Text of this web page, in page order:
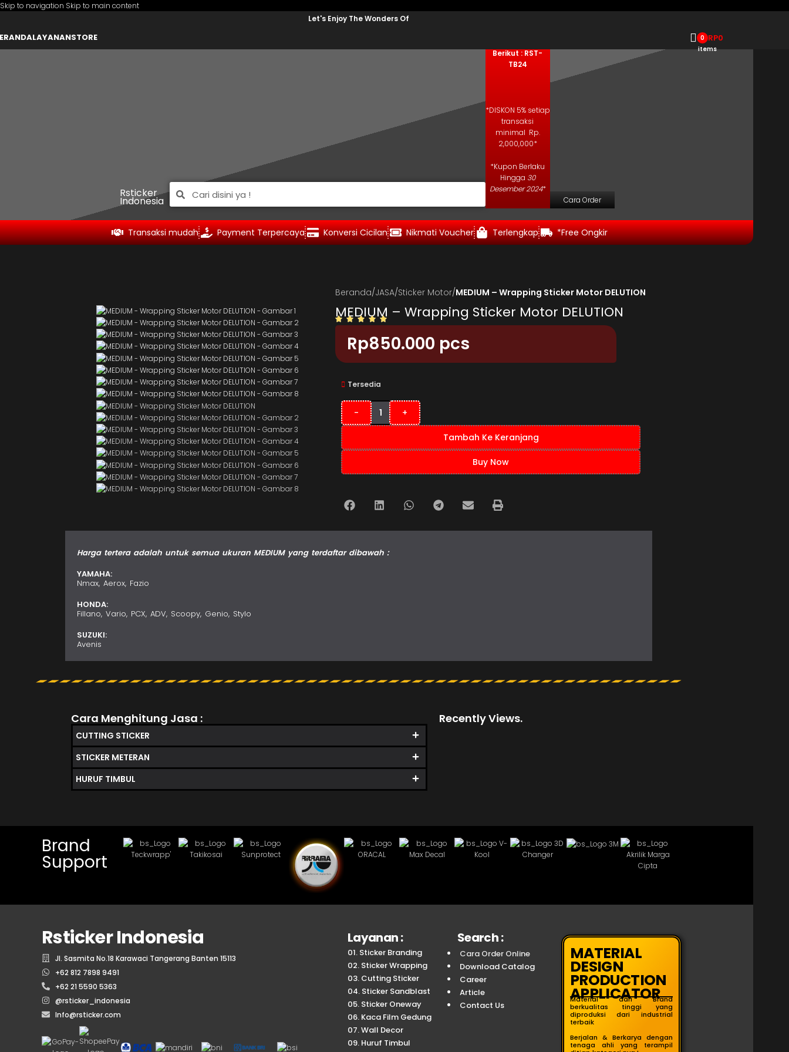
Skip to navigation Skip to main content
Let's Enjoy The Wonders Of
LAYANANSTORE
0
items
RP0
Rsticker
Indonesia
Berikut : RST-
TB24
*DISKON 5% setiap
transaksi
minimal Rp.
2,000,000*
*Kupon Berlaku
Hingga 30
Desember 2024*
Cara Order
Transaksi mudah Payment Terpercaya Konversi Cicilan Nikmati Voucher Terlengkap *Free Ongkir
Beranda/JASA/Sticker Motor/MEDIUM – Wrapping Sticker Motor DELUTION
MEDIUM – Wrapping Sticker Motor DELUTION
Rp850.000 pcs
Tersedia
- +
Tambah Ke Keranjang
Buy Now
Harga tertera adalah untuk semua ukuran MEDIUM yang terdaftar dibawah :
YAMAHA:
Nmax, Aerox, Fazio
HONDA:
Fillano, Vario, PCX, ADV, Scoopy, Genio, Stylo
SUZUKI:
Avenis
Cara Menghitung Jasa :
CUTTING STICKER
STICKER METERAN
HURUF TIMBUL
Recently Views.
Brand
Support
Rsticker Indonesia
Jl. Sasmita No.18 Karawaci Tangerang Banten 15113
+62 812 7898 9491
+62 21 5590 5363
@rsticker_indonesia
Info@rsticker.com
Layanan :
01. Sticker Branding
02. Sticker Wrapping
03. Cutting Sticker
04. Sticker Sandblast
05. Sticker Oneway
06. Kaca Film Gedung
07. Wall Decor
09. Huruf Timbul
Search :
Cara Order Online
Download Catalog
Career
Article
Contact Us
MATERIAL
DESIGN
PRODUCTION
APPLICATOR
Material dari Brand
berkualitas tinggi yang
diproduksi dari industrial
terbaik
Berjalan & Berkarya dengan
tenaga ahli yang terampil